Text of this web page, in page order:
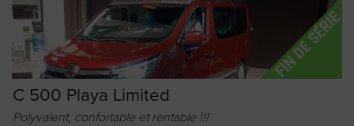
C 500 Playa Limited
Polyvalent, confortable et rentable !!!